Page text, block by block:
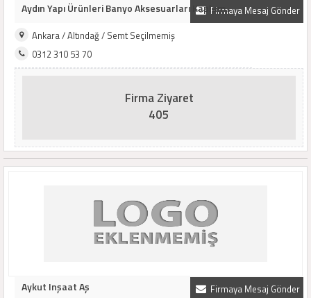
Firmaya Mesaj Gönder
Aydın Yapı Ürünleri Banyo Aksesuarları Kaplam..
Ankara / Altındağ / Semt Seçilmemiş
0312 310 53 70
Firma Ziyaret
405
Firmaya Mesaj Gönder
Aykut Inşaat Aş